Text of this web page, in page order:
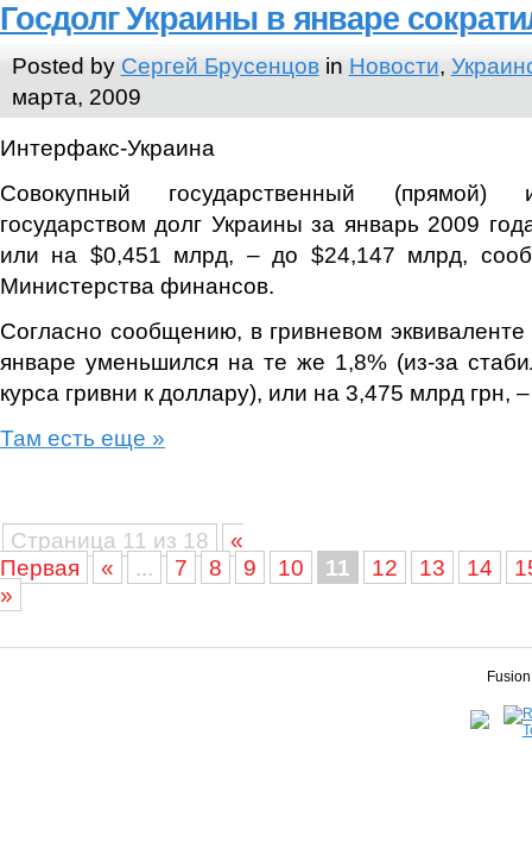
Госдолг Украины в январе
Posted by Сергей Брусенцовin Новости,
марта, 2009
Интерфакс-Украина
Совокупный государственный (прямой)
государством долг Украины за январь 2009
или на $0,451 млрд, – до $24,147 млрд,
Министерства финансов.
Согласно сообщению, в гривневом эквиваленте
январе уменьшился на те же 1,8% (из-за
курса гривни к доллару), или на 3,475 млрд грн,
Там есть еще »
Страница 11 из 18
«
Первая
« ... 7 8 9 10 11 12 13 14
»